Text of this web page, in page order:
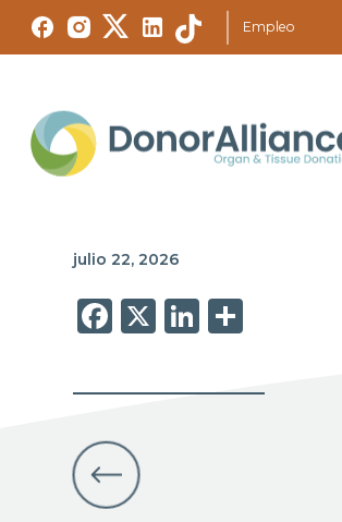
Empleo
julio 22, 2026
Facebook
X LinkedIn
Share